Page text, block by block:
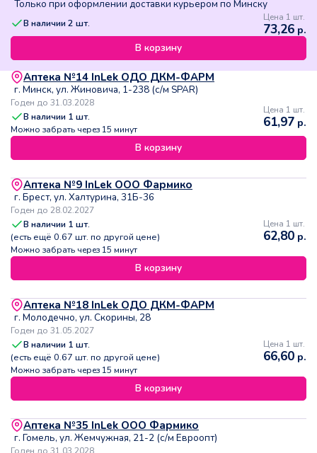
Только при оформлении доставки курьером по Минску
В наличии 2 шт. Цена 1 шт.
73,26 р.
В корзину
Аптека №14 InLek ОДО ДКМ-ФАРМ
г. Минск, ул. Жиновича, 1-238 (с/м SPAR)
Годен до 31.03.2028
В наличии 1 шт.
Можно забрать через 15 минут
Цена 1 шт.
61,97 р.
В корзину
Аптека №9 InLek ООО Фармико
г. Брест, ул. Халтурина, 31Б-36
Годен до 28.02.2027
В наличии 1 шт.
(есть ещё 0.67 шт. по другой цене)
Можно забрать через 15 минут
Цена 1 шт.
62,80 р.
В корзину
Аптека №18 InLek ОДО ДКМ-ФАРМ
г. Молодечно, ул. Скорины, 28
Годен до 31.05.2027
В наличии 1 шт.
(есть ещё 0.67 шт. по другой цене)
Можно забрать через 15 минут
Цена 1 шт.
66,60 р.
В корзину
Аптека №35 InLek ООО Фармико
г. Гомель, ул. Жемчужная, 21-2 (с/м Евроопт)